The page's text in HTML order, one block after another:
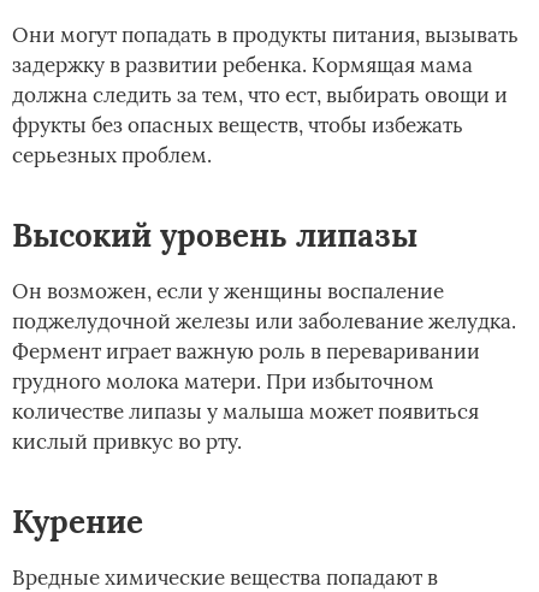
Они могут попадать в продукты питания, вызывать
задержку в развитии ребенка. Кормящая мама
должна следить за тем, что ест, выбирать овощи и
фрукты без опасных веществ, чтобы избежать
серьезных проблем.
Высокий уровень липазы
Он возможен, если у женщины воспаление
поджелудочной железы или заболевание желудка.
Фермент играет важную роль в переваривании
грудного молока матери. При избыточном
количестве липазы у малыша может появиться
кислый привкус во рту.
Курение
Вредные химические вещества попадают в